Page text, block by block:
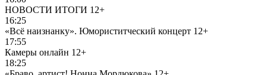
НОВОСТИ ИТОГИ 12+
16:25
«Всё наизнанку». Юмориститческий концерт 12+
17:55
Камеры онлайн 12+
18:25